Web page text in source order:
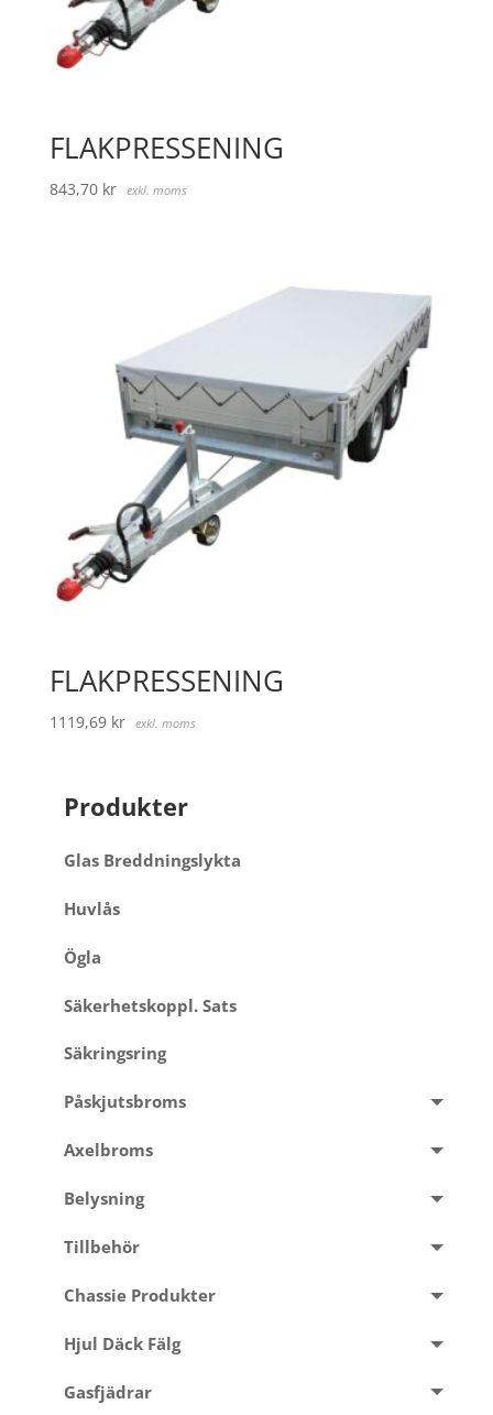
FLAKPRESSENING
843,70 kr exkl. moms
FLAKPRESSENING
1119,69 kr exkl. moms
Produkter
Glas Breddningslykta
Huvlås
Ögla
Säkerhetskoppl. Sats
Säkringsring
Påskjutsbroms
Axelbroms
Belysning
Tillbehör
Chassie Produkter
Hjul Däck Fälg
Gasfjädrar